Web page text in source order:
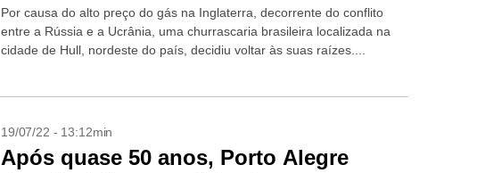
Por causa do alto preço do gás na Inglaterra, decorrente do conflito
entre a Rússia e a Ucrânia, uma churrascaria brasileira localizada na
cidade de Hull, nordeste do país, decidiu voltar às suas raízes....
19/07/22 - 13:12min
Após quase 50 anos, Porto Alegre